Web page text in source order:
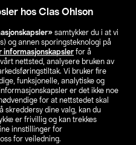
hos Clas Ohlson
samtykker du i at vi
og annen sporingsteknologi på
informasjonskapsler for å
nettsted, analysere bruken av
Vi bruker fire
funksjonelle, analytiske og
er det ikke noe
for at nettstedet skal
skreddersy dine valg, kan du
er frivillig og kan trekkes
innstillinger for
for veiledning.
butikk
FI